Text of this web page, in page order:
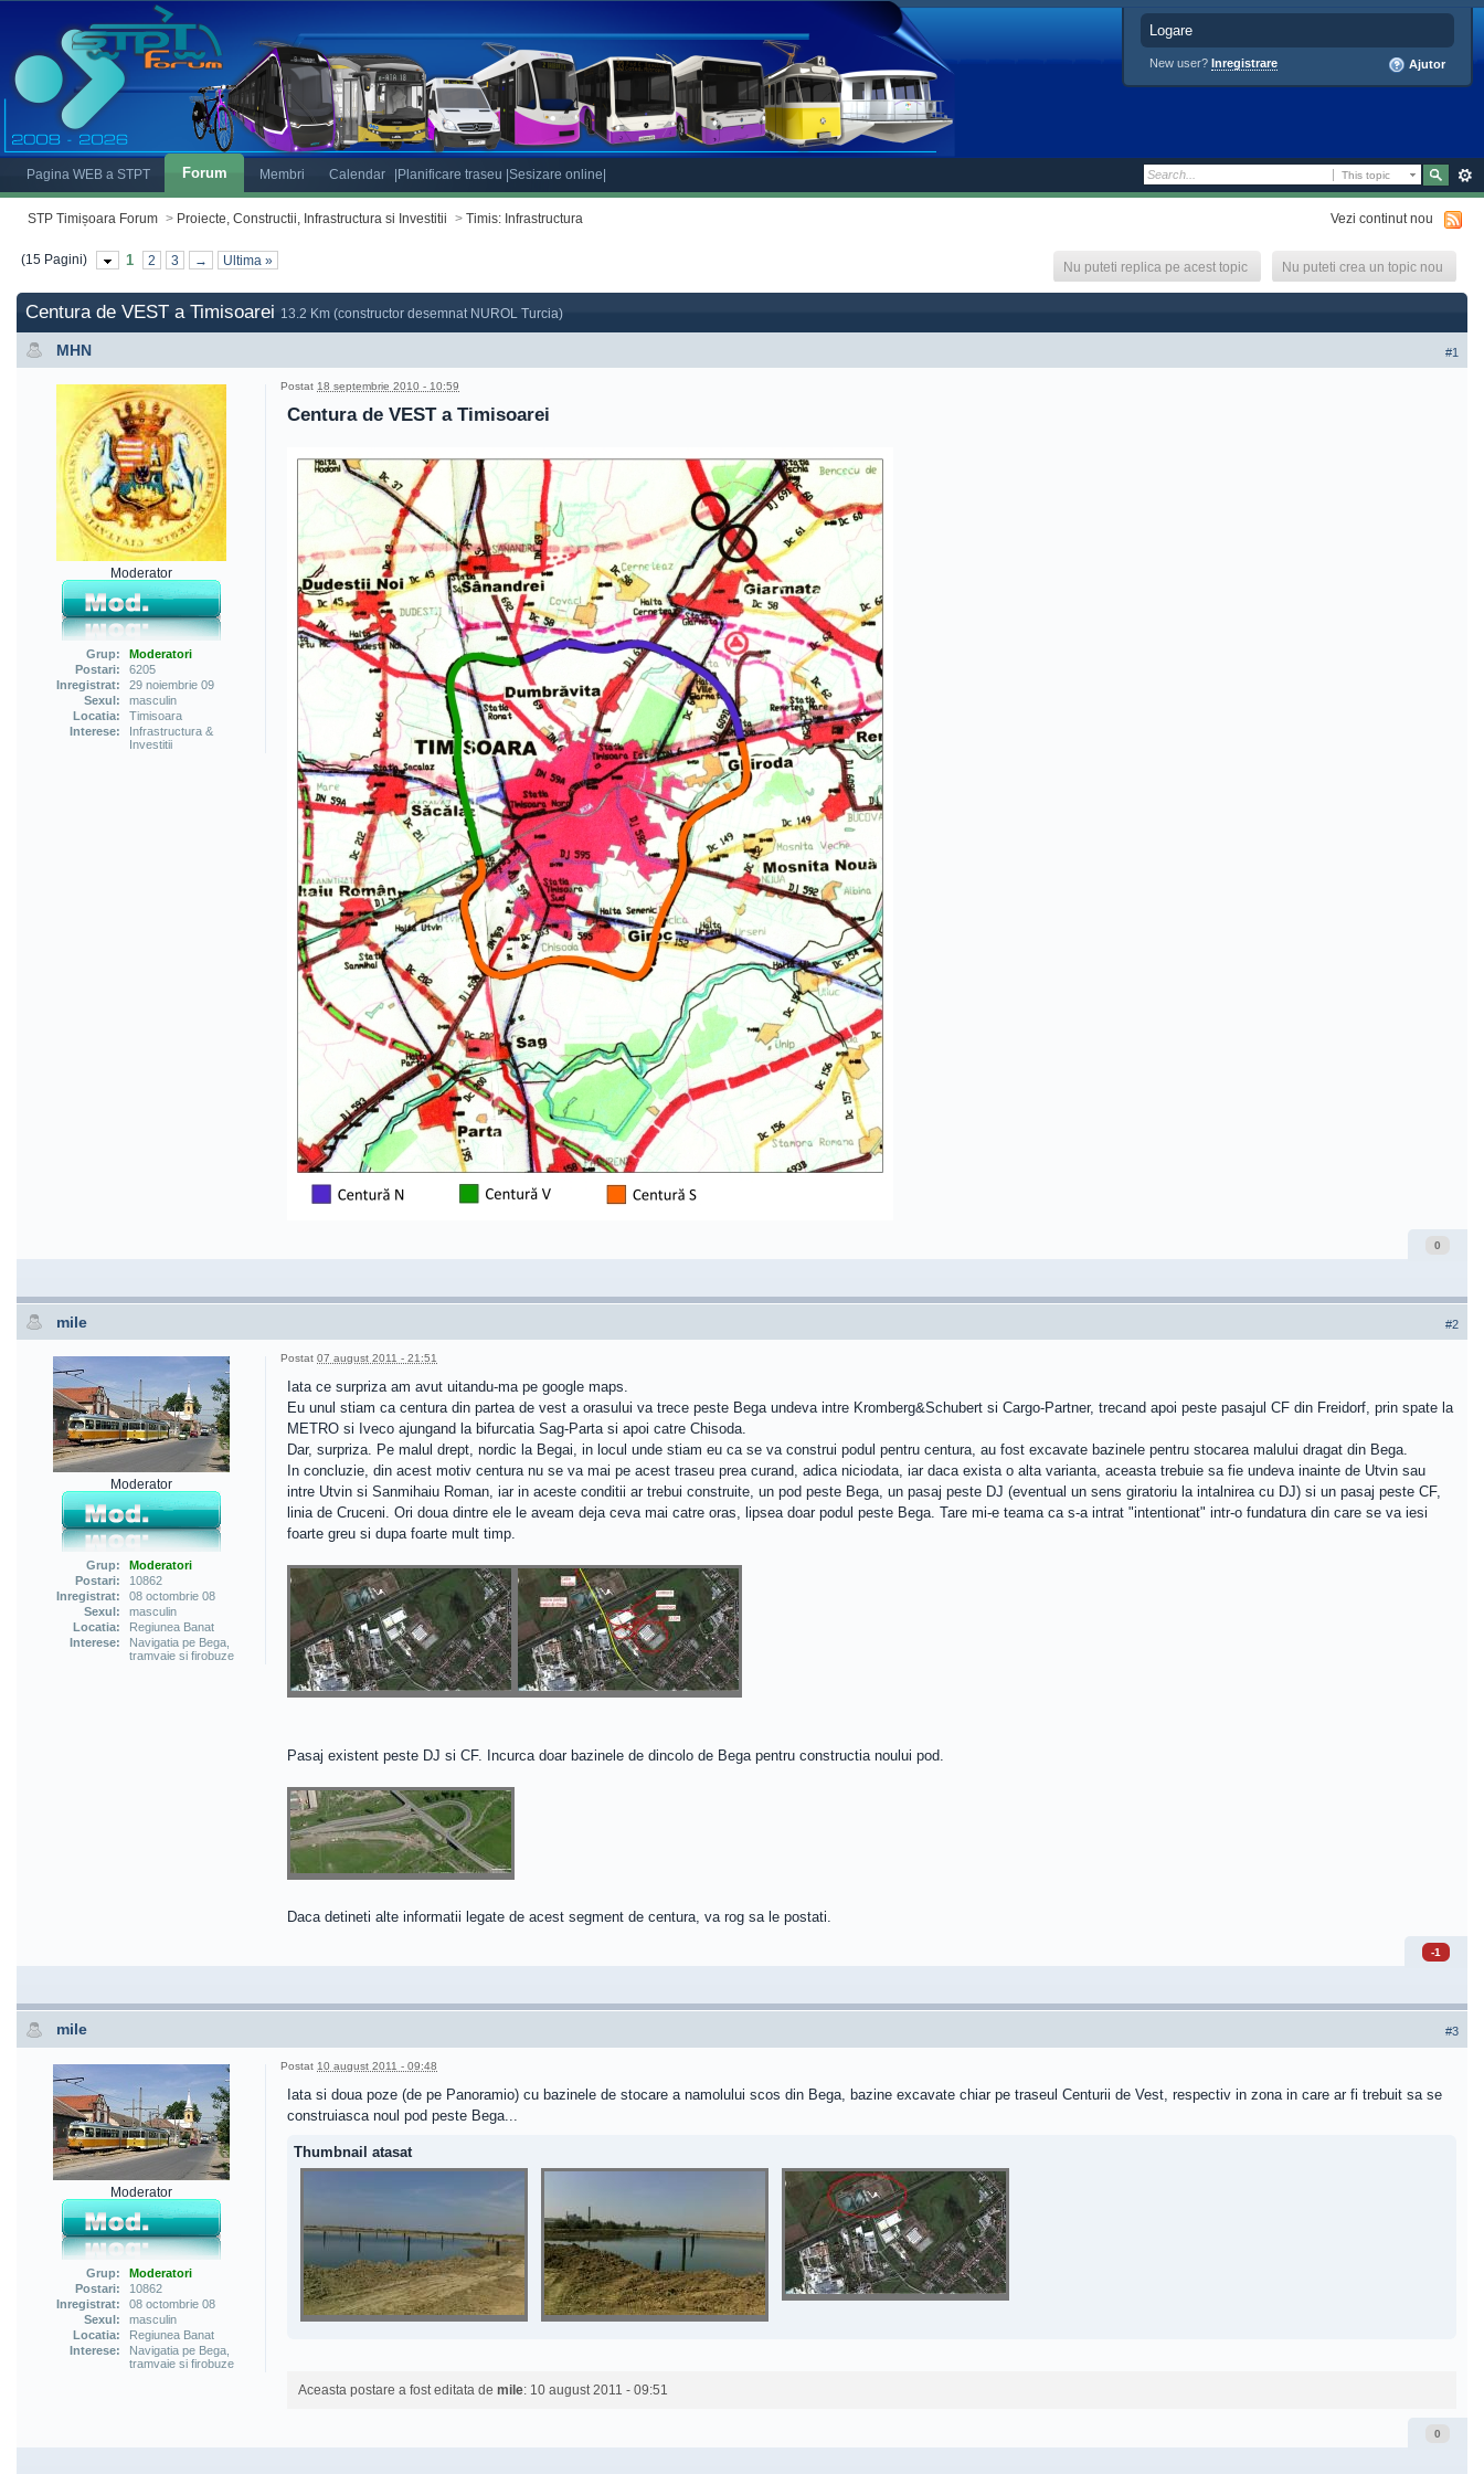
Logare
New user? Inregistrare Ajutor
This topic
Pagina WEB a STPT Forum Membri Calendar |Planificare traseu |Sesizare online|
STP Timișoara Forum > Proiecte, Constructii, Infrastructura si Investitii > Timis: Infrastructura Vezi continut nou
(15 Pagini) 1 2 3 → Ultima » Nu puteti crea un topic nou
Nu puteti replica pe acest topic
Centura de VEST a Timisoarei 13.2 Km (constructor desemnat NUROL Turcia)
#1
MHN
Moderator
Grup:
Moderatori
Postari:
6205
Inregistrat:
29 noiembrie 09
Sexul:
masculin
Locatia:
Timisoara
Interese:
Infrastructura &
Investitii
Postat 18 septembrie 2010 - 10:59
Centura de VEST a Timisoarei
0
#2
mile
Moderator
Grup:
Moderatori
Postari:
10862
Inregistrat:
08 octombrie 08
Sexul:
masculin
Locatia:
Regiunea Banat
Interese:
Navigatia pe Bega,
tramvaie si firobuze
Postat 07 august 2011 - 21:51
Iata ce surpriza am avut uitandu-ma pe google maps.
Eu unul stiam ca centura din partea de vest a orasului va trece peste Bega undeva intre Kromberg&Schubert si Cargo-Partner, trecand apoi peste pasajul CF din Freidorf, prin spate la
METRO si Iveco ajungand la bifurcatia Sag-Parta si apoi catre Chisoda.
Dar, surpriza. Pe malul drept, nordic la Begai, in locul unde stiam eu ca se va construi podul pentru centura, au fost excavate bazinele pentru stocarea malului dragat din Bega.
In concluzie, din acest motiv centura nu se va mai pe acest traseu prea curand, adica niciodata, iar daca exista o alta varianta, aceasta trebuie sa fie undeva inainte de Utvin sau
intre Utvin si Sanmihaiu Roman, iar in aceste conditii ar trebui construite, un pod peste Bega, un pasaj peste DJ (eventual un sens giratoriu la intalnirea cu DJ) si un pasaj peste CF,
linia de Cruceni. Ori doua dintre ele le aveam deja ceva mai catre oras, lipsea doar podul peste Bega. Tare mi-e teama ca s-a intrat "intentionat" intr-o fundatura din care se va iesi
foarte greu si dupa foarte mult timp.
Pasaj existent peste DJ si CF. Incurca doar bazinele de dincolo de Bega pentru constructia noului pod.
Daca detineti alte informatii legate de acest segment de centura, va rog sa le postati.
-1
#3
mile
Moderator
Grup:
Moderatori
Postari:
10862
Inregistrat:
08 octombrie 08
Sexul:
masculin
Locatia:
Regiunea Banat
Interese:
Navigatia pe Bega,
tramvaie si firobuze
Postat 10 august 2011 - 09:48
Iata si doua poze (de pe Panoramio) cu bazinele de stocare a namolului scos din Bega, bazine excavate chiar pe traseul Centurii de Vest, respectiv in zona in care ar fi trebuit sa se
construiasca noul pod peste Bega...
Thumbnail atasat
Aceasta postare a fost editata de mile: 10 august 2011 - 09:51
0